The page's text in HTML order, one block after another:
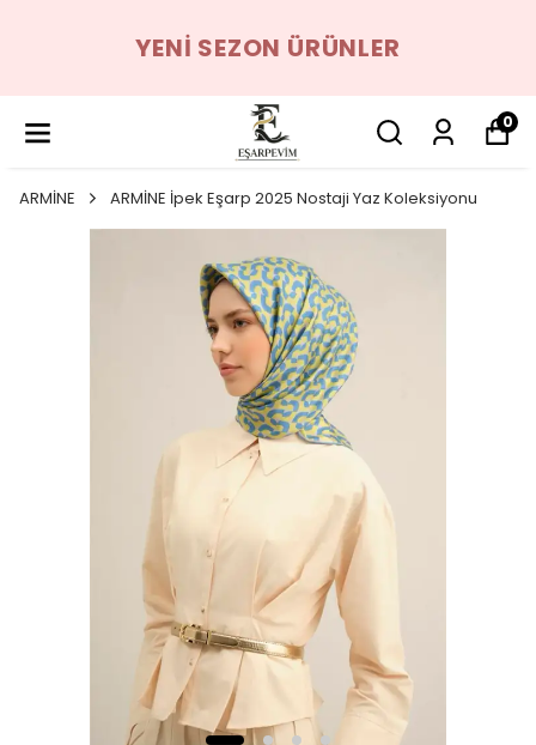
YENI SEZON ÜRÜNLER
0
ARMİNE ARMİNE İpek Eşarp 2025 Nostaji Yaz Koleksiyonu